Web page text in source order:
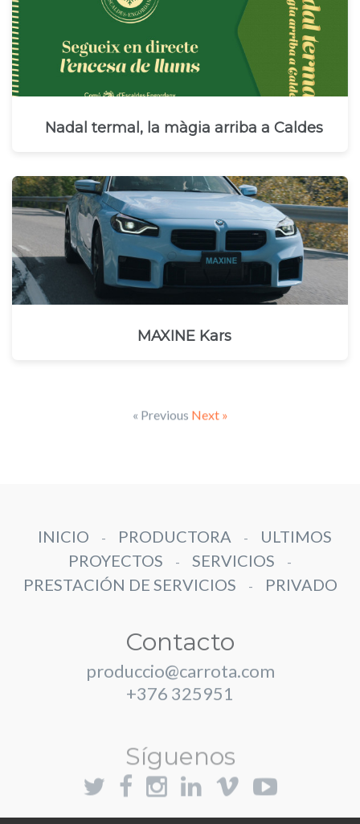
Nadal termal, la màgia arriba a Caldes
MAXINE Kars
« Previous Next »
INICIO - PRODUCTORA -
ULTIMOS
PROYECTOS
- SERVICIOS -
PRESTACIÓN DE SERVICIOS - PRIVADO
Contacto
produccio@carrota.com
+376 325951